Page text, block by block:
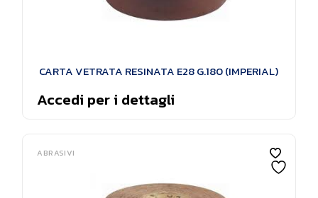
CARTA VETRATA RESINATA E28 G.180 (IMPERIAL)
Accedi per i dettagli
ABRASIVI